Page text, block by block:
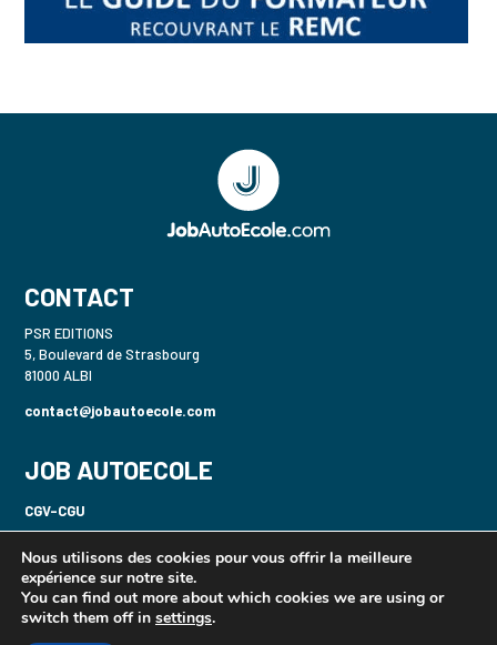
CONTACT
PSR EDITIONS
5, Boulevard de Strasbourg
81000 ALBI
contact@jobautoecole.com
JOB AUTOECOLE
CGV-CGU
Mentions légales
Gecaser B / 2 Roues
Nous utilisons des cookies pour vous offrir la meilleure
expérience sur notre site.
You can find out more about which cookies we are using or
switch them off in settings.